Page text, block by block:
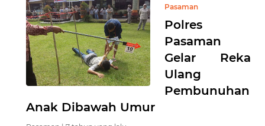
Pasaman
Polres
Pasaman
Gelar Reka
Ulang
Pembunuhan
Anak Dibawah Umur